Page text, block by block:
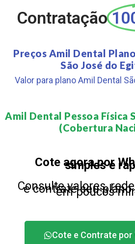
Contratação
Preços Amil Dental
São José do
Valor para plano Amil Dental
Amil Dental Pessoa Física
(Cobertura
Cote agora por
simples e
Consulte valores,
e contrate seu plano
em poucos
Cote e Contrate por